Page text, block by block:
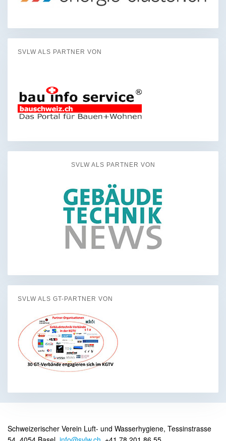
SVLW ALS PARTNER VON
SVLW ALS PARTNER VON
SVLW ALS GT-PARTNER VON
Schweizerischer Verein Luft- und Wasserhygiene, Tessinstrasse